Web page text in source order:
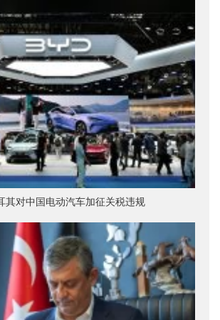
其对中国电动汽车加征关税违规